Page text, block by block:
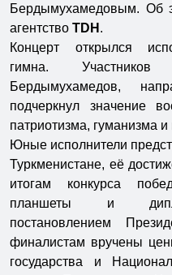
Бердымухамедовым. Об
агентство TDH .
Концерт открылся
гимна. Участников
Бердымухамедов,
подчеркнул значение
патриотизма, гуманизма
Юные исполнители
Туркменистане, её
итогам конкурса
планшеты и
постановлением
финалистам вручены
государства и